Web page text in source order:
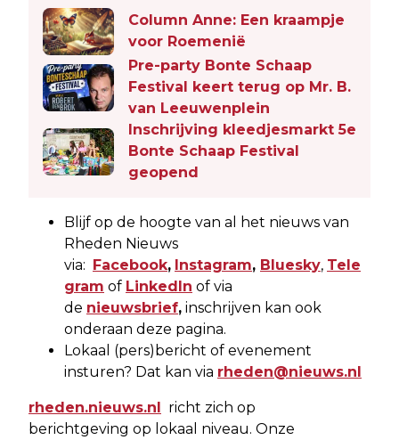
Column Anne: Een kraampje
voor Roemenië
Pre-party Bonte Schaap
Festival keert terug op Mr. B.
van Leeuwenplein
Inschrijving kleedjesmarkt 5e
Bonte Schaap Festival
geopend
Blijf op de hoogte van al het nieuws van
Rheden Nieuws
via: Facebook, Instagram, Bluesky, Tele
gram of LinkedIn of via
de nieuwsbrief, inschrijven kan ook
onderaan deze pagina.
Lokaal (pers)bericht of evenement
insturen? Dat kan via rheden@nieuws.nl
rheden.nieuws.nl richt zich op
berichtgeving op lokaal niveau. Onze